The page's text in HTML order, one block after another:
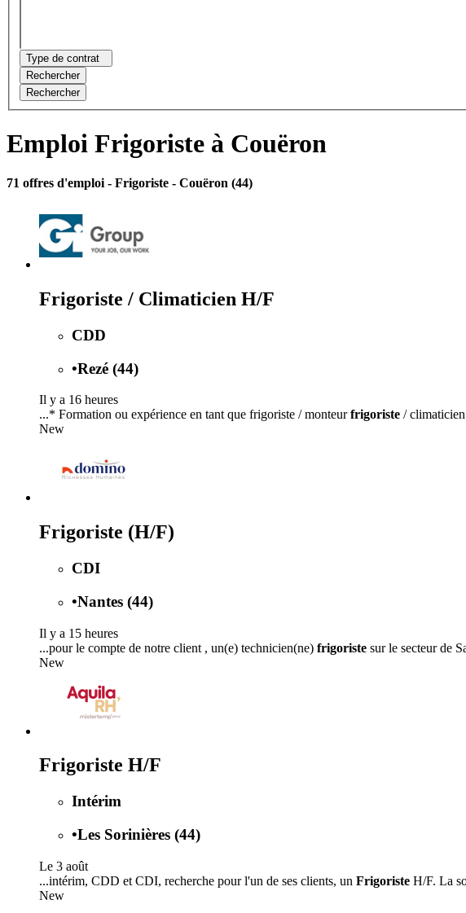
Type de contrat
Rechercher
Rechercher
Emploi Frigoriste à Couëron
71 offres d'emploi - Frigoriste - Couëron (44)
Frigoriste / Climaticien H/F
CDD
•Rezé (44)
Il y a 16 heures
...* Formation ou expérience en tant que frigoriste / monteurfrigoriste /
New
Frigoriste (H/F)
CDI
•Nantes (44)
Il y a 15 heures
...pour le compte de notre client , un(e) technicien(ne) frigoriste sur le secteur de
New
Frigoriste H/F
Intérim
•Les Sorinières (44)
Le 3 août
...intérim, CDD et CDI, recherche pour l'un de ses clients, un Frigoriste H/F. La
New